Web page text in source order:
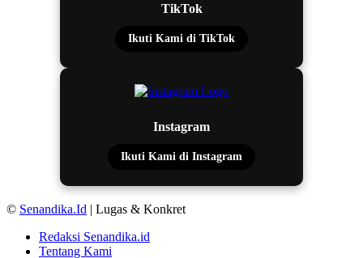
TikTok
Ikuti Kami di TikTok
Instagram
Ikuti Kami di Instagram
© Senandika.Id | Lugas & Konkret
Redaksi Senandika.id
Tentang Kami